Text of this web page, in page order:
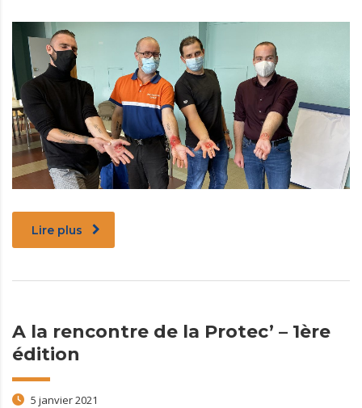
Lire plus
A la rencontre de la Protec’ – 1ère
édition
5 janvier 2021